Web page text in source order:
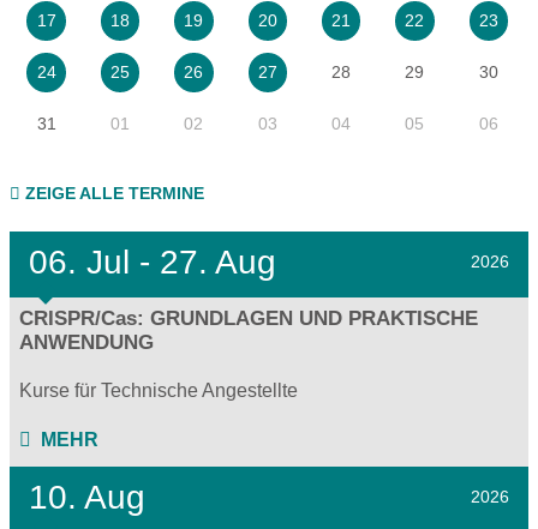
17 18 19 20 21 22 23
24 25 26 27 28 29 30
31 01 02 03 04 05 06
ZEIGE ALLE TERMINE
06. Jul - 27. Aug 2026
CRISPR/Cas: GRUNDLAGEN UND PRAKTISCHE
ANWENDUNG
Kurse für Technische Angestellte
MEHR
10. Aug 2026